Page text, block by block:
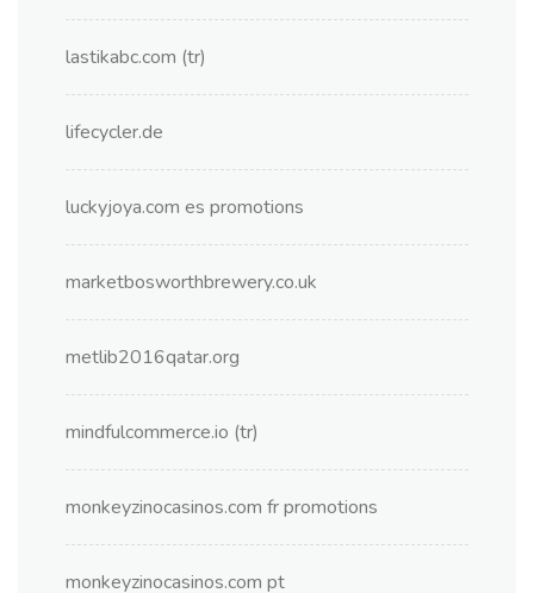
lastikabc.com (tr)
lifecycler.de
luckyjoya.com es promotions
marketbosworthbrewery.co.uk
metlib2016qatar.org
mindfulcommerce.io (tr)
monkeyzinocasinos.com fr promotions
monkeyzinocasinos.com pt